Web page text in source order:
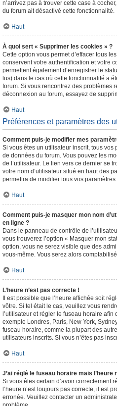
n’arrivez pas à trouver cette case à
du forum ait désactivé cette fonctionnalité.
Haut
À quoi sert « Supprimer les cookies » ?
Cette option vous permet d’effacer tous
conservent votre authentification et votre
permettent également d’enregistrer le
lus) dans le cas où cette fonctionnalité a
forum. Si vous rencontrez des problèmes
déconnexion au forum, essayez de
Haut
Préférences et paramètres des
Comment puis-je modifier mes
Si vous êtes un utilisateur inscrit, tous vos
de données du forum. Vous pouvez les
de l’utilisateur. Le lien vers ce dernier se
votre nom d’utilisateur situé en haut des
permettra de modifier tous vos
Haut
Comment puis-je masquer mon nom
en ligne ?
Dans le panneau de contrôle de
vous trouverez l’option « Masquer mon
option, vous ne serez visible que des
vous-même. Vous serez alors
Haut
L’heure n’est pas correcte !
Il est possible que l’heure affichée soit
vôtre. Si tel était le cas, veuillez vous
l’utilisateur et régler le fuseau horaire
exemple Londres, Paris, New York,
fuseau horaire, comme la plupart des
utilisateurs inscrits. Si vous n’êtes pas
Haut
J’ai réglé le fuseau horaire mais l’heure
Si vous êtes certain d’avoir correctement
l’heure n’est toujours pas correcte, il est
erronée. Veuillez contacter un